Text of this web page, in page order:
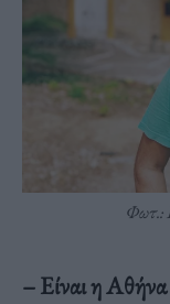
Φωτ.:
– Είναι η Αθήνα